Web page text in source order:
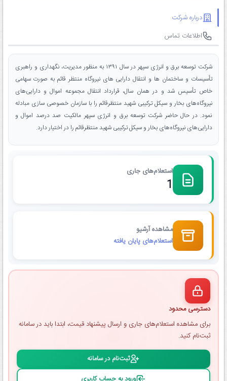
درباره شرکت
اطلاعات تماس
شرکت توسعه برق و انرژی سپهر در سال ۱۳۹۱ به منظور مدیریت، نگهداری و راهبری
تأسیسات و ساختمان ها و انتقال دارایی های نیروگاه منتظر قائم به صورت سهامی
خاص تأسیس شد و در همان سال، قرارداد انتقال مجموعه اموال و دارایی‌های
نیروگاه‌های بخار و سیکل ترکیبی شهید منتظرقائم را با سازمان خصوصی سازی مبادله
نمود. در حال حاضر شرکت توسعه برق و انرژی سپهر مالکیت صد درصد اموال و
دارایی‌های نیروگاه‌های بخار و سیکل ترکیبی شهید منتظرقائم را در اختیار دارد.
استعلام‌های جاری
1
مشاهده آرشیو
استعلام‌های پایان یافته
دسترسی محدود
برای مشاهده استعلام‌های جاری و ارسال پیشنهاد قیمت، ابتدا باید در سامانه
ثبت‌نام کنید.
ثبت‌نام در سامانه